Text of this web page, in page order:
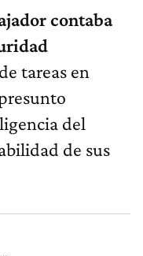
contaba
tareas en
del
de sus